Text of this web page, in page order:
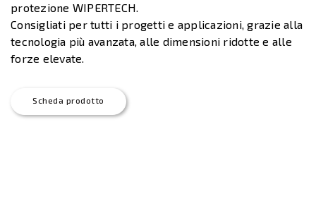
protezione WIPERTECH.
Consigliati per tutti i progetti e applicazioni, grazie alla
tecnologia più avanzata, alle dimensioni ridotte e alle
forze elevate.
Scheda prodotto